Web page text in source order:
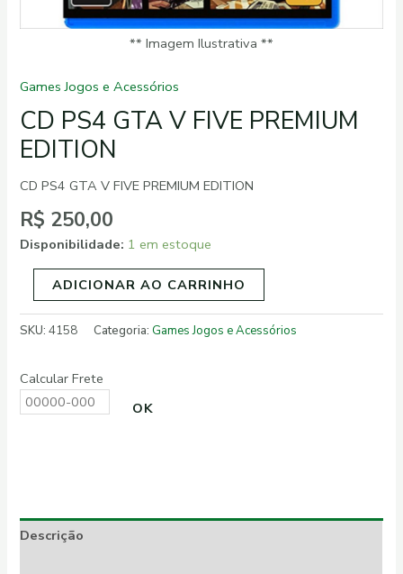
** Imagem Ilustrativa **
Games Jogos e Acessórios
CD PS4 GTA V FIVE PREMIUM
EDITION
CD PS4 GTA V FIVE PREMIUM EDITION
R$ 250,00
Disponibilidade: 1 em estoque
ADICIONAR AO CARRINHO
SKU:4158 Categoria: Games Jogos e Acessórios
Calcular Frete
OK
Descrição